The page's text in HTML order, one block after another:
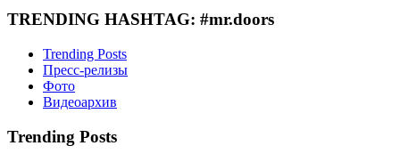
TRENDING HASHTAG: #mr.doors
Trending Posts
Пресс-релизы
Фото
Видеоархив
Trending Posts